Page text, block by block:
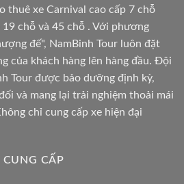
thuê xe Carnival cao cấp 7 chỗ
chỗ và 45 chỗ . Với phương
đế", NamBinh Tour luôn đặt
của khách hàng lên hàng đầu. Đội
Tour được bảo dưỡng định kỳ,
và mang lại trải nghiệm thoải mái
chỉ cung cấp xe hiện đại
CẤP